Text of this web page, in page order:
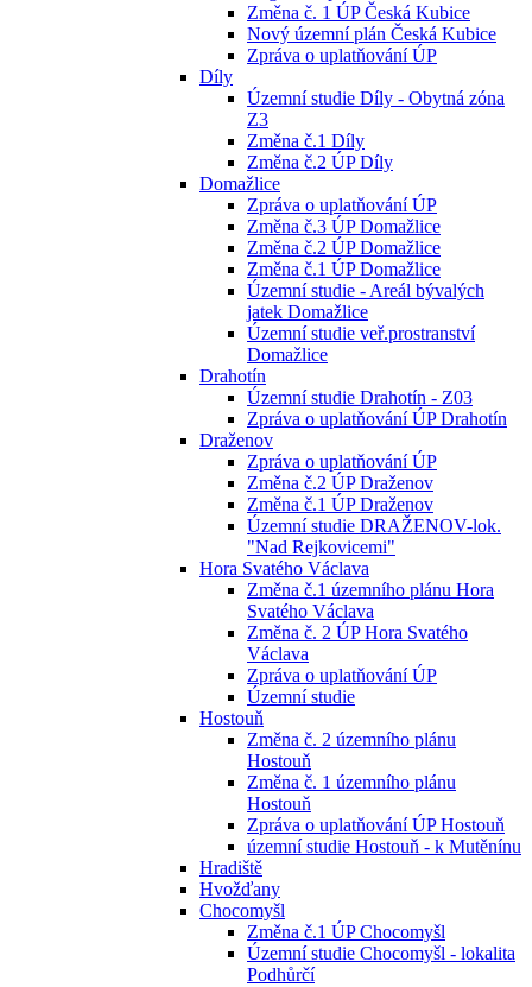
Změna č. 1 ÚP Česká Kubice
Nový územní plán Česká Kubice
Zpráva o uplatňování ÚP
Díly
Územní studie Díly - Obytná zóna
Z3
Změna č.1 Díly
Změna č.2 ÚP Díly
Domažlice
Zpráva o uplatňování ÚP
Změna č.3 ÚP Domažlice
Změna č.2 ÚP Domažlice
Změna č.1 ÚP Domažlice
Územní studie - Areál bývalých
jatek Domažlice
Územní studie veř.prostranství
Domažlice
Drahotín
Územní studie Drahotín - Z03
Zpráva o uplatňování ÚP Drahotín
Draženov
Zpráva o uplatňování ÚP
Změna č.2 ÚP Draženov
Změna č.1 ÚP Draženov
Územní studie DRAŽENOV-lok.
"Nad Rejkovicemi"
Hora Svatého Václava
Změna č.1 územního plánu Hora
Svatého Václava
Změna č. 2 ÚP Hora Svatého
Václava
Zpráva o uplatňování ÚP
Územní studie
Hostouň
Změna č. 2 územního plánu
Hostouň
Změna č. 1 územního plánu
Hostouň
Zpráva o uplatňování ÚP Hostouň
územní studie Hostouň - k Mutěnínu
Hradiště
Hvožďany
Chocomyšl
Změna č.1 ÚP Chocomyšl
Územní studie Chocomyšl - lokalita
Podhůrčí